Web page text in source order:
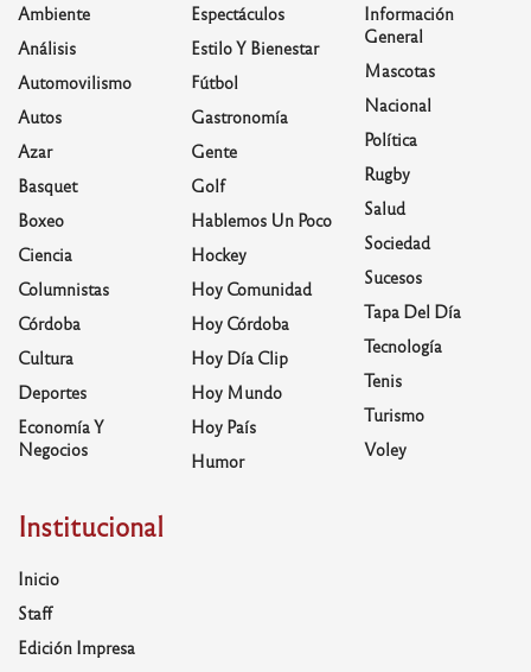
Ambiente
Análisis
Automovilismo
Autos
Azar
Basquet
Boxeo
Ciencia
Columnistas
Córdoba
Cultura
Deportes
Economía Y
Negocios
Espectáculos
Estilo Y Bienestar
Fútbol
Gastronomía
Gente
Golf
Hablemos Un Poco
Hockey
Hoy Comunidad
Hoy Córdoba
Hoy Día Clip
Hoy Mundo
Hoy País
Humor
Información
General
Mascotas
Nacional
Política
Rugby
Salud
Sociedad
Sucesos
Tapa Del Día
Tecnología
Tenis
Turismo
Voley
Institucional
Inicio
Staff
Edición Impresa